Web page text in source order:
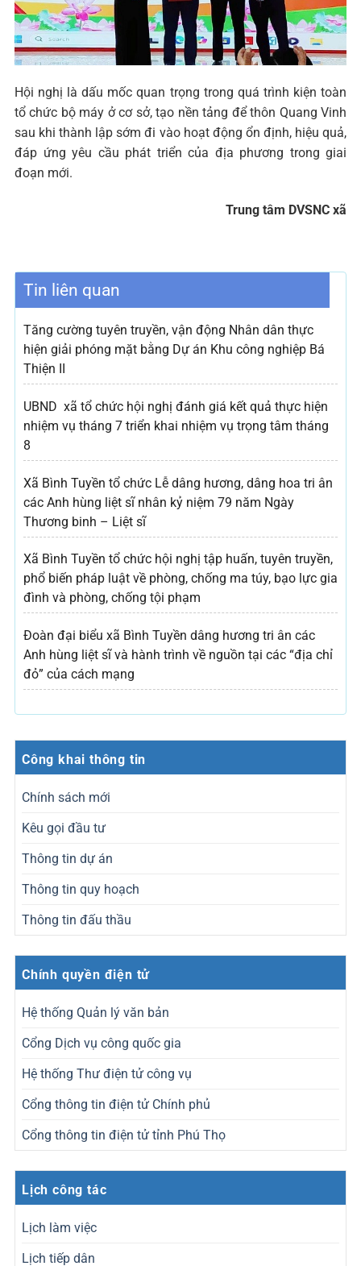
Hội nghị là dấu mốc quan trọng trong quá trình kiện toàn
tổ chức bộ máy ở cơ sở, tạo nền tảng để thôn Quang Vinh
sau khi thành lập sớm đi vào hoạt động ổn định, hiệu quả,
đáp ứng yêu cầu phát triển của địa phương trong giai
đoạn mới.
Trung tâm DVSNC xã
Tin liên quan
Tăng cường tuyên truyền, vận động Nhân dân thực
hiện giải phóng mặt bằng Dự án Khu công nghiệp Bá
Thiện II
UBND xã tổ chức hội nghị đánh giá kết quả thực hiện
nhiệm vụ tháng 7 triển khai nhiệm vụ trọng tâm tháng
8
Xã Bình Tuyền tổ chức Lễ dâng hương, dâng hoa tri ân
các Anh hùng liệt sĩ nhân kỷ niệm 79 năm Ngày
Thương binh – Liệt sĩ
Xã Bình Tuyền tổ chức hội nghị tập huấn, tuyên truyền,
phổ biến pháp luật về phòng, chống ma túy, bạo lực gia
đình và phòng, chống tội phạm
Đoàn đại biểu xã Bình Tuyền dâng hương tri ân các
Anh hùng liệt sĩ và hành trình về nguồn tại các “địa chỉ
đỏ” của cách mạng
Công khai thông tin
Chính sách mới
Kêu gọi đầu tư
Thông tin dự án
Thông tin quy hoạch
Thông tin đấu thầu
Chính quyền điện tử
Hệ thống Quản lý văn bản
Cổng Dịch vụ công quốc gia
Hệ thống Thư điện tử công vụ
Cổng thông tin điện tử Chính phủ
Cổng thông tin điện tử tỉnh Phú Thọ
Lịch công tác
Lịch làm việc
Lịch tiếp dân